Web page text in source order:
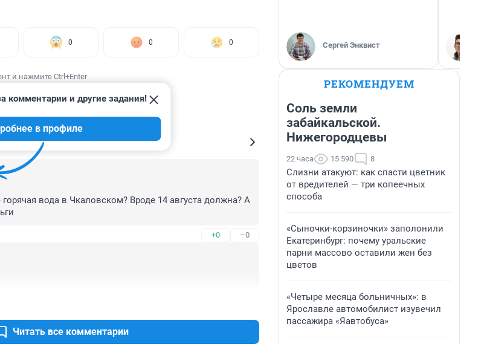
0 0 0
и нажмите Ctrl+Enter
комментарии и другие задания!
в профиле
вода в Чкаловском? Вроде 14 августа должна? А
+0 –0
Читать все комментарии
Сергей Энквист
РЕКОМЕНДУЕМ
Соль земли
забайкальской.
Нижегородцевы
22 часа 15 590 8
Слизни атакуют: как спасти цветник
от вредителей — три копеечных
способа
«Сыночки-корзиночки» заполонили
Екатеринбург: почему уральские
парни массово оставили жен без
цветов
«Четыре месяца больничных»: в
Ярославле автомобилист изувечил
пассажира «Яавтобуса»